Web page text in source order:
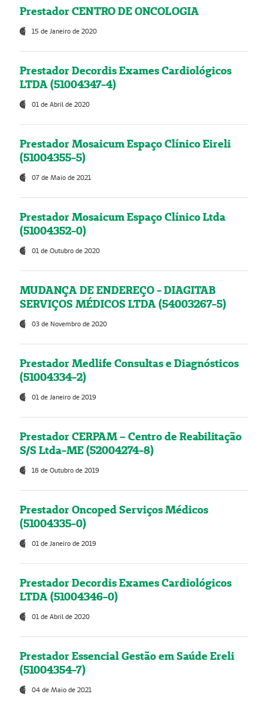
Prestador CENTRO DE ONCOLOGIA
15 de Janeiro de 2020
Prestador Decordis Exames Cardiológicos
LTDA (51004347-4)
01 de Abril de 2020
Prestador Mosaicum Espaço Clínico Eireli
(51004355-5)
07 de Maio de 2021
Prestador Mosaicum Espaço Clínico Ltda
(51004352-0)
01 de Outubro de 2020
MUDANÇA DE ENDEREÇO - DIAGITAB
SERVIÇOS MÉDICOS LTDA (54003267-5)
03 de Novembro de 2020
Prestador Medlife Consultas e Diagnósticos
(51004334-2)
01 de Janeiro de 2019
Prestador CERPAM – Centro de Reabilitação
S/S Ltda-ME (52004274-8)
18 de Outubro de 2019
Prestador Oncoped Serviços Médicos
(51004335-0)
01 de Janeiro de 2019
Prestador Decordis Exames Cardiológicos
LTDA (51004346-0)
01 de Abril de 2020
Prestador Essencial Gestão em Saúde Ereli
(51004354-7)
04 de Maio de 2021